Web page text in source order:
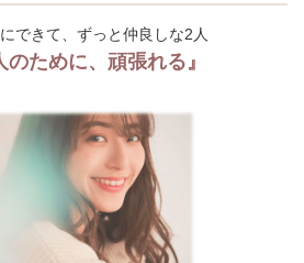
できて、ずっと仲良しな2人
のために、頑張れる』